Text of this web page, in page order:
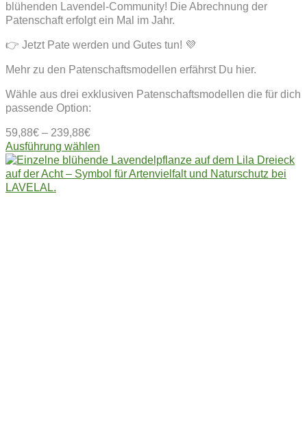
blühenden Lavendel-Community! Die Abrechnung der
Patenschaft erfolgt ein Mal im Jahr.
👉 Jetzt Pate werden und Gutes tun! 💜
Mehr zu den Patenschaftsmodellen erfährst Du hier.
Wähle aus drei exklusiven Patenschaftsmodellen die für dich
passende Option:
59,88€ – 239,88€
Ausführung wählen
Produkt
weist